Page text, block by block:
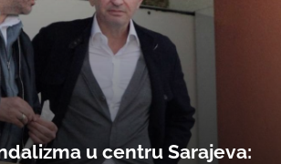
u centru Sarajeva: